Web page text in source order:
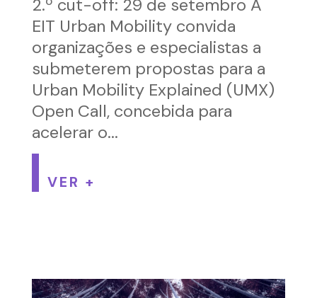
2.º cut-off: 29 de setembro A
EIT Urban Mobility convida
organizações e especialistas a
submeterem propostas para a
Urban Mobility Explained (UMX)
Open Call, concebida para
acelerar o...
VER +